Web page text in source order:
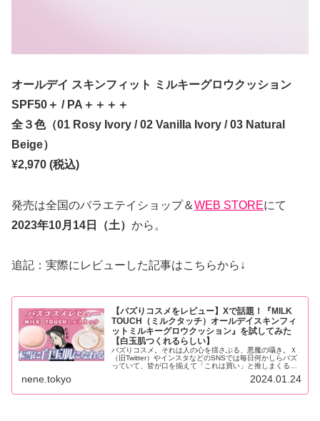
オールデイ スキンフィット ミルキーグロウクッション
SPF50＋ / PA＋＋＋＋
全３色（01 Rosy Ivory / 02 Vanilla Ivory / 03 Natural
Beige）
¥2,970 (税込)
発売は全国のバラエテイショップ＆WEB STOREにて
2023年10月14日（土） から。
追記：実際にレビューした記事はこちらから↓
【バズりコスメをレビュー】Xで話題！『MILK
TOUCH（ミルクタッチ）オールデイスキンフィ
ットミルキーグロウクッション』を試してみた
【白玉肌つくれるらしい】
バズりコスメ。それは人の心を揺さぶる、悪魔の囁き。Ｘ
（旧Twitter）やインスタなどのSNSでは毎日何かしらバズ
っていて、皆が口を揃えて「これは買い」と推しまくる。
nene.tokyo 2024.01.24